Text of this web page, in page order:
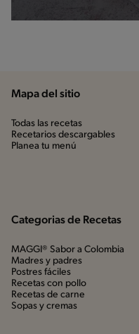
Mapa del sitio
Todas las recetas
Recetarios descargables
Planea tu menú
Categorias de Recetas
MAGGI® Sabor a Colombia
Madres y padres
Postres fáciles
Recetas con pollo
Recetas de carne
Sopas y cremas